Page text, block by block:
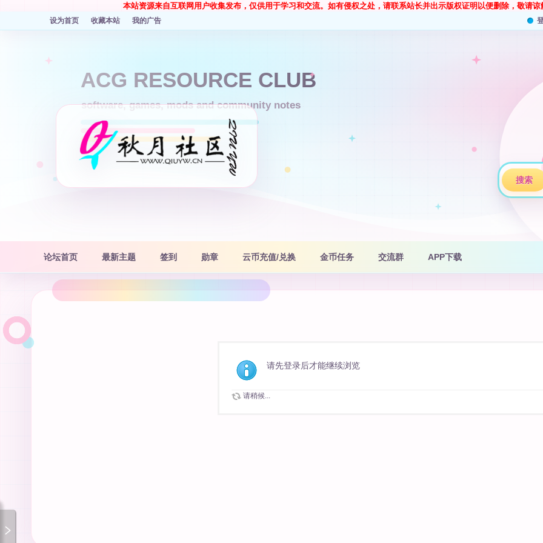
本站资源来自互联网用户收集发布，仅供用于学习和交流。如有侵权之处，请联系站长并出示版权证明以便删除，敬请谅
设为首页 收藏本站 我的广告
搜索
论坛首页 最新主题 签到 勋章 云币充值/兑换 金币任务 交流群 APP下载
请先登录后才能继续浏览
请稍候...